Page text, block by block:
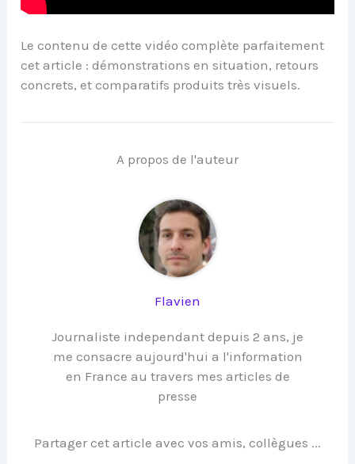
Le contenu de cette vidéo complète parfaitement
cet article : démonstrations en situation, retours
concrets, et comparatifs produits très visuels.
A propos de l'auteur
Flavien
Journaliste independant depuis 2 ans, je
me consacre aujourd'hui a l'information
en France au travers mes articles de
presse
Partager cet article avec vos amis, collègues ...